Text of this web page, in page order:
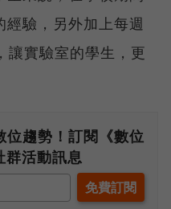
驗，另外加上每週
實驗室的學生，更
趨勢！訂閱《數位
群活動訊息